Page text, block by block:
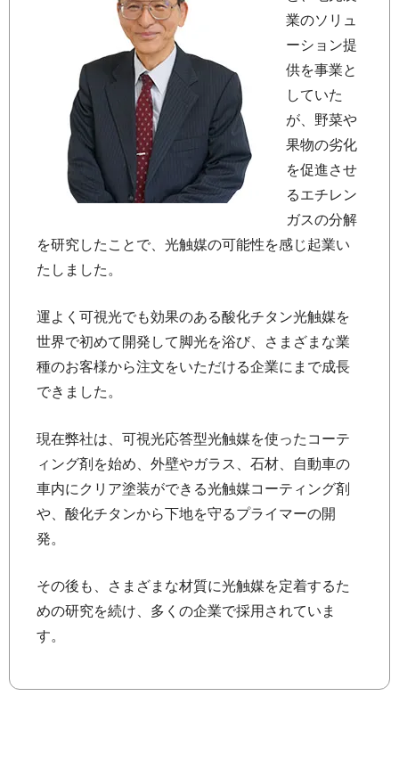
業のソリュ
ーション提
供を事業と
していた
が、野菜や
果物の劣化
を促進させ
るエチレン
ガスの分解
を研究したことで、光触媒の可能性を感じ起業い
たしました。
運よく可視光でも効果のある酸化チタン光触媒を
世界で初めて開発して脚光を浴び、さまざまな業
種のお客様から注文をいただける企業にまで成長
できました。
現在弊社は、可視光応答型光触媒を使ったコーテ
ィング剤を始め、外壁やガラス、石材、自動車の
車内にクリア塗装ができる光触媒コーティング剤
や、酸化チタンから下地を守るプライマーの開
発。
その後も、さまざまな材質に光触媒を定着するた
めの研究を続け、多くの企業で採用されていま
す。